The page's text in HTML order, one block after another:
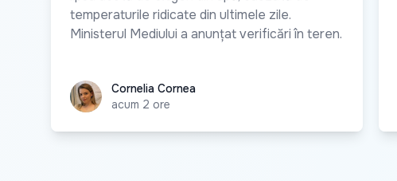
temperaturile ridicate din ultimele zile.
Ministerul Mediului a anunțat verificări în teren.
Cornelia Cornea
Cornelia Cornea
acum 2 ore